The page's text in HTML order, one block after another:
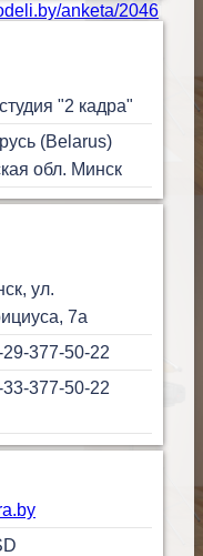
anketa/2046
"2 кадра"
(Belarus)
обл. Минск
ул.
7а
377-50-22
377-50-22